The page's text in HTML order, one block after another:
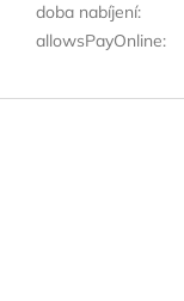
doba nabíjení:
allowsPayOnline: